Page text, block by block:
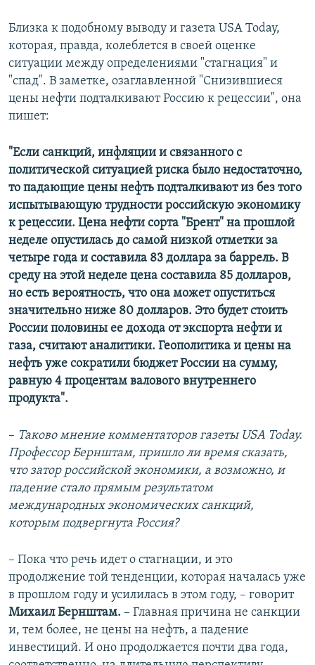
Близка к подобному выводу и газета USA Today,
которая, правда, колеблется в своей оценке
ситуации между определениями "стагнация" и
"спад". В заметке, озаглавленной "Снизившиеся
цены нефти подталкивают Россию к рецессии", она
пишет:
"Если санкций, инфляции и связанного с
политической ситуацией риска было недостаточно,
то падающие цены нефть подталкивают из без того
испытывающую трудности российскую экономику
к рецессии. Цена нефти сорта "Брент" на прошлой
неделе опустилась до самой низкой отметки за
четыре года и составила 83 доллара за баррель. В
среду на этой неделе цена составила 85 долларов,
но есть вероятность, что она может опуститься
значительно ниже 80 долларов. Это будет стоить
России половины ее дохода от экспорта нефти и
газа, считают аналитики. Геополитика и цены на
нефть уже сократили бюджет России на сумму,
равную 4 процентам валового внутреннего
продукта".
– Таково мнение комментаторов газеты USA Today.
Профессор Бернштам, пришло ли время сказать,
что затор российской экономики, а возможно, и
падение стало прямым результатом
международных экономических санкций,
которым подвергнута Россия?
– Пока что речь идет о стагнации, и это
продолжение той тенденции, которая началась уже
в прошлом году и усилилась в этом году, – говорит
Михаил Бернштам. – Главная причина не санкции
и, тем более, не цены на нефть, а падение
инвестиций. И оно продолжается почти два года,